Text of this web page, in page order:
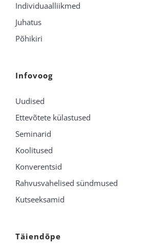
Individuaalliikmed
Juhatus
Põhikiri
Infovoog
Uudised
Ettevõtete külastused
Seminarid
Koolitused
Konverentsid
Rahvusvahelised sündmused
Kutseeksamid
Täiendõpe